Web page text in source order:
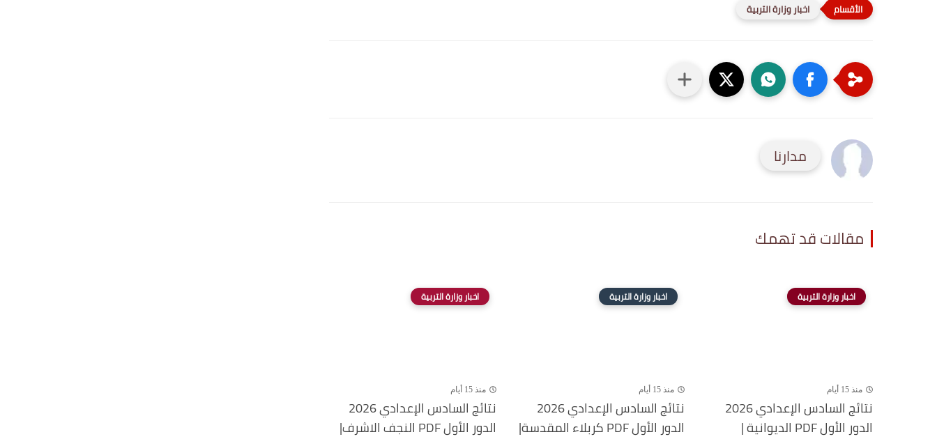
اخبار وزارة التربية
مدارنا
مقالات قد تهمك
اخبار وزارة التربية
منذ 15 أيام
نتائج السادس الإعدادي 2026
الدور الأول PDF الديوانية |
اخبار وزارة التربية
منذ 15 أيام
نتائج السادس الإعدادي 2026
الدور الأول PDF كربلاء المقدسة|
اخبار وزارة التربية
منذ 15 أيام
نتائج السادس الإعدادي 2026
الدور الأول PDF النجف الاشرف|